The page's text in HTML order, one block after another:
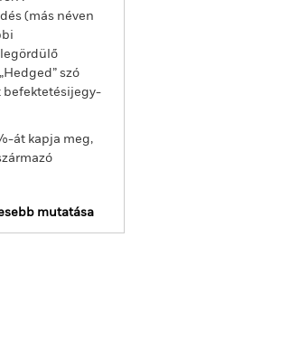
(más néven
szó
befektetésijegy-
át kapja meg,
mutatása